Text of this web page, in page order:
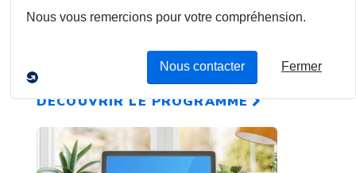
Organisés tout au long de l'année, les événements de
nos fournisseurs, les salons et le programme ADI Expo
une démo de nouveaux produits, de découvrir des
offres et des remises inédites de fournisseurs, et de
réseauter.
DÉCOUVRIR LE PROGRAMME